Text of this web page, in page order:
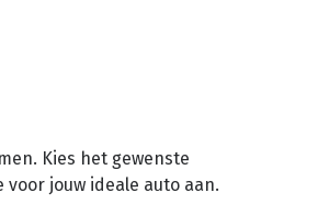
Kies het gewenste
jouw ideale auto aan.